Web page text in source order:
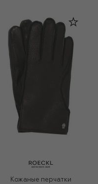
Кожаные перчатки